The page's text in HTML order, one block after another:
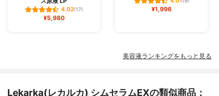
4.02(17)
¥5,980
¥1,996
美容液ランキングをもっと見る
Lekarka(レカルカ) シムセラムEXの類似商品：